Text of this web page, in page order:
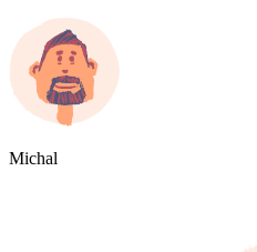
Michal